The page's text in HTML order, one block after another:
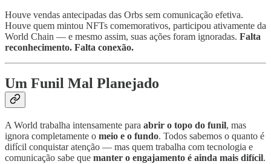
Houve vendas antecipadas das Orbs sem comunicação efetiva.
Houve quem mintou NFTs comemorativos, participou ativamente da
World Chain — e mesmo assim, suas ações foram ignoradas. Falta
reconhecimento. Falta conexão.
Um Funil Mal Planejado
A World trabalha intensamente para abrir o topo do funil, mas
ignora completamente o meio e o fundo. Todos sabemos o quanto é
difícil conquistar atenção — mas quem trabalha com tecnologia e
comunicação sabe que manter o engajamento é ainda mais difícil.